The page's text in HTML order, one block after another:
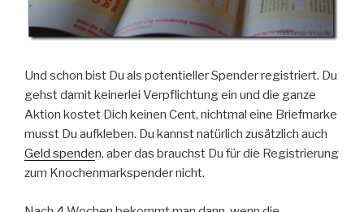
Und schon bist Du als potentieller Spender registriert. Du
gehst damit keinerlei Verpflichtung ein und die ganze
Aktion kostet Dich keinen Cent, nichtmal eine Briefmarke
musst Du aufkleben. Du kannst natürlich zusätzlich auch
Geld spenden, aber das brauchst Du für die Registrierung
zum Knochenmarkspender nicht.